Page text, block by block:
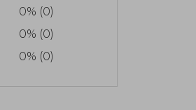
0% (0)
0% (0)
0% (0)